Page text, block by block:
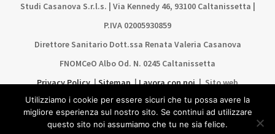
Studi Casanova S.r.l.s. | Via Kennedy 46, 93100 Caltanissetta |
P.IVA 02005930859
Direttore Sanitario Dott.ssa Renata Valeria Casanova
FNOMCeO Albo Od. N. 0245 Caltanissetta
Privacy Policy|Sitemap|Lavora con noi| Sito web
realizzato daBantam comunicazione
PO FESR SICILIA 2014–2020 AZIONE 3.5.1-01 CUP
Utilizziamo i cookie per essere sicuri che tu possa avere la
migliore esperienza sul nostro sito. Se continui ad utilizzare
questo sito noi assumiamo che tu ne sia felice.